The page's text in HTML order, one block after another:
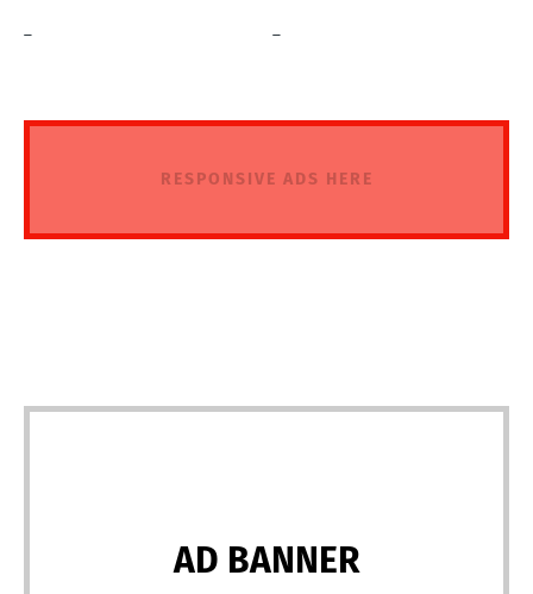
RESPONSIVE ADS HERE
AD BANNER